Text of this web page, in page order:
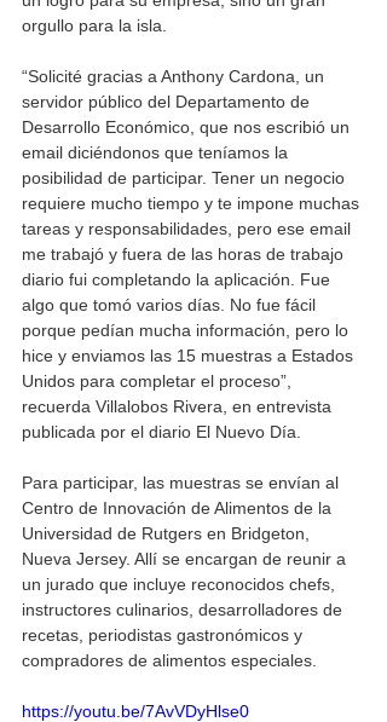
orgullo para la isla.
“Solicité gracias a Anthony Cardona, un
servidor público del Departamento de
Desarrollo Económico, que nos escribió un
email diciéndonos que teníamos la
posibilidad de participar. Tener un negocio
requiere mucho tiempo y te impone muchas
tareas y responsabilidades, pero ese email
me trabajó y fuera de las horas de trabajo
diario fui completando la aplicación. Fue
algo que tomó varios días. No fue fácil
porque pedían mucha información, pero lo
hice y enviamos las 15 muestras a Estados
Unidos para completar el proceso”,
recuerda Villalobos Rivera, en entrevista
publicada por el diario El Nuevo Día.
Para participar, las muestras se envían al
Centro de Innovación de Alimentos de la
Universidad de Rutgers en Bridgeton,
Nueva Jersey. Allí se encargan de reunir a
un jurado que incluye reconocidos chefs,
instructores culinarios, desarrolladores de
recetas, periodistas gastronómicos y
compradores de alimentos especiales.
https://youtu.be/7AvVDyHlse0